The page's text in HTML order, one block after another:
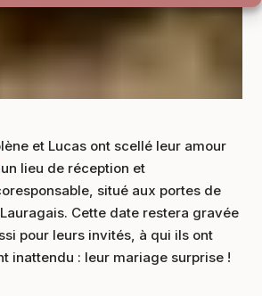
et Lucas ont scellé leur amour
, un lieu de réception et
situé aux portes de
Cette date restera gravée
pour leurs invités, à qui ils ont
inattendu : leur mariage surprise !